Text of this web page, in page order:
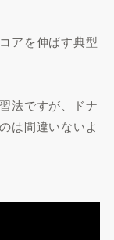
アを伸ばす典型
法ですが、ドナ
は間違いないよ